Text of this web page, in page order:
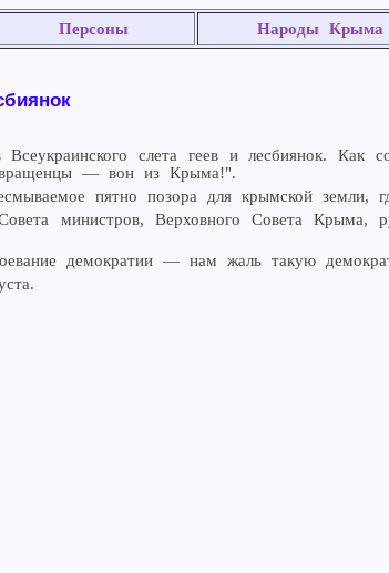
Персоны Народы Крыма
слета геев и лесбиянок. Как
— вон из Крыма!".
пятно позора для крымской земли,
министров, Верховного Совета Крыма,
демократии — нам жаль такую